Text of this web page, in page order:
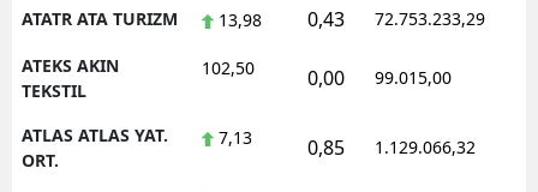
ATATR ATA TURIZM 13,98 0,43 72.753.233,29
ATEKS AKIN
TEKSTIL
102,50 0,00 99.015,00
ATLAS ATLAS YAT.
ORT.
7,13 0,85 1.129.066,32